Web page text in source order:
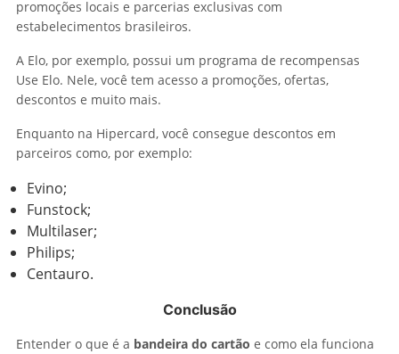
promoções locais e parcerias exclusivas com
estabelecimentos brasileiros.
A Elo, por exemplo, possui um programa de recompensas
Use Elo. Nele, você tem acesso a promoções, ofertas,
descontos e muito mais.
Enquanto na Hipercard, você consegue descontos em
parceiros como, por exemplo:
Evino;
Funstock;
Multilaser;
Philips;
Centauro.
Conclusão
Entender o que é a bandeira do cartão e como ela funciona